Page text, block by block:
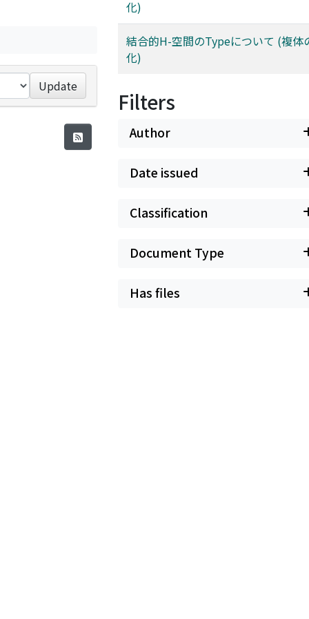
Update
化)
結合的H-空間のTypeについて (複体
化)
Filters
Author
Date issued
Classification
Document Type
Has files